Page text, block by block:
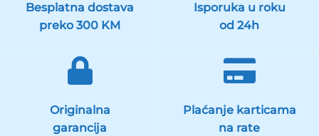
Besplatna dostava
preko 300 KM
Isporuka u roku
od 24h
Originalna
garancija
Plaćanje karticama
na rate